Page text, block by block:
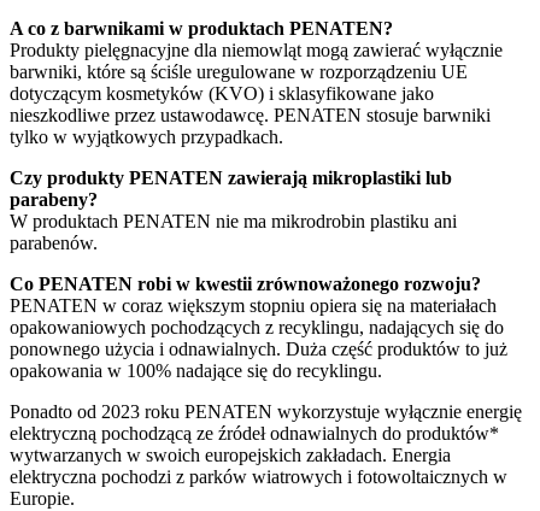
A co z barwnikami w produktach PENATEN?
Produkty pielęgnacyjne dla niemowląt mogą zawierać wyłącznie
barwniki, które są ściśle uregulowane w rozporządzeniu UE
dotyczącym kosmetyków (KVO) i sklasyfikowane jako
nieszkodliwe przez ustawodawcę. PENATEN stosuje barwniki
tylko w wyjątkowych przypadkach.
Czy produkty PENATEN zawierają mikroplastiki lub
parabeny?
W produktach PENATEN nie ma mikrodrobin plastiku ani
parabenów.
Co PENATEN robi w kwestii zrównoważonego rozwoju?
PENATEN w coraz większym stopniu opiera się na materiałach
opakowaniowych pochodzących z recyklingu, nadających się do
ponownego użycia i odnawialnych. Duża część produktów to już
opakowania w 100% nadające się do recyklingu.
Ponadto od 2023 roku PENATEN wykorzystuje wyłącznie energię
elektryczną pochodzącą ze źródeł odnawialnych do produktów*
wytwarzanych w swoich europejskich zakładach. Energia
elektryczna pochodzi z parków wiatrowych i fotowoltaicznych w
Europie.